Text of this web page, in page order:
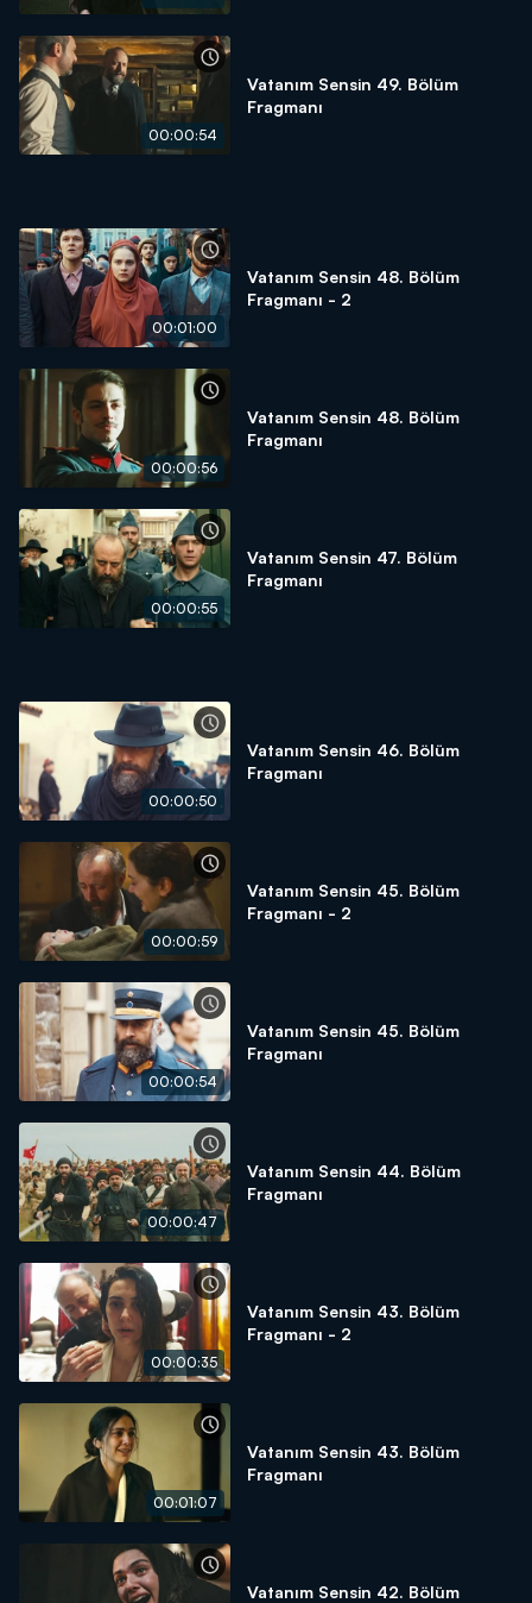
00:00:54
Vatanım Sensin 49. Bölüm
Fragmanı
00:01:00
Vatanım Sensin 48. Bölüm
Fragmanı - 2
00:00:56
Vatanım Sensin 48. Bölüm
Fragmanı
00:00:55
Vatanım Sensin 47. Bölüm
Fragmanı
00:00:50
Vatanım Sensin 46. Bölüm
Fragmanı
00:00:59
Vatanım Sensin 45. Bölüm
Fragmanı - 2
00:00:54
Vatanım Sensin 45. Bölüm
Fragmanı
00:00:47
Vatanım Sensin 44. Bölüm
Fragmanı
00:00:35
Vatanım Sensin 43. Bölüm
Fragmanı - 2
00:01:07
Vatanım Sensin 43. Bölüm
Fragmanı
Vatanım Sensin 42. Bölüm